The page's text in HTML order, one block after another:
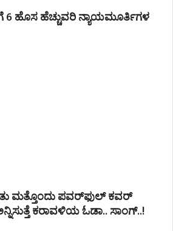
6 ಹೊಸ ಹೆಚ್ಚುವರಿ ನ್ಯಾಯಮೂರ್ತಿಗಳ
ಮತ್ತೊಂದು ಪವರ್‌ಫುಲ್ ಕವರ್
ಕರಾವಳಿಯ ಓಡಾ.. ಸಾಂಗ್‌..!